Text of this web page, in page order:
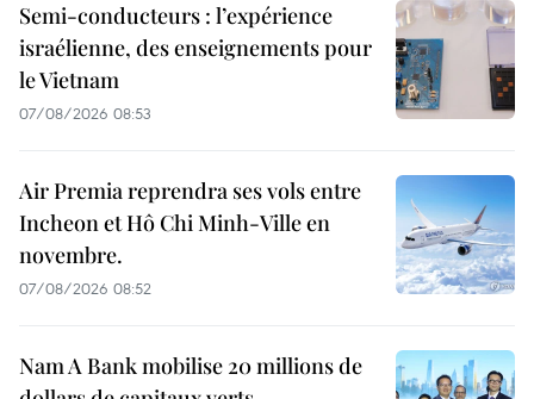
Semi-conducteurs : l’expérience
israélienne, des enseignements pour
le Vietnam
07/08/2026 08:53
Air Premia reprendra ses vols entre
Incheon et Hô Chi Minh-Ville en
novembre.
07/08/2026 08:52
Nam A Bank mobilise 20 millions de